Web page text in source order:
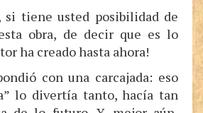
si tiene usted posibilidad de
obra, de decir que es lo
ha creado hasta ahora!
con una carcajada: eso
lo divertía tanto, hacía tan